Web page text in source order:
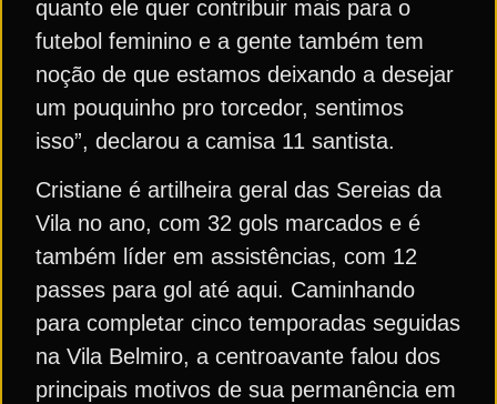
quanto ele quer contribuir mais para o
futebol feminino e a gente também tem
noção de que estamos deixando a desejar
um pouquinho pro torcedor, sentimos
isso”, declarou a camisa 11 santista.
Cristiane é artilheira geral das Sereias da
Vila no ano, com 32 gols marcados e é
também líder em assistências, com 12
passes para gol até aqui. Caminhando
para completar cinco temporadas seguidas
na Vila Belmiro, a centroavante falou dos
principais motivos de sua permanência em